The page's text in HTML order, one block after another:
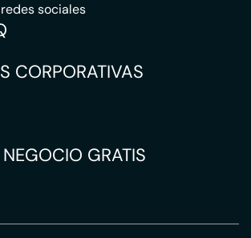
sociales
CORPORATIVAS
GRATIS